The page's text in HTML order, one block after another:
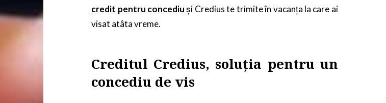
credit pentru concediuși Credius te trimite în vacanța la care ai
visat atâta vreme.
Creditul Credius, soluția pentru un
concediu de vis